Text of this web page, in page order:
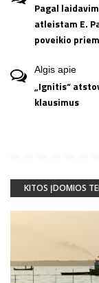
Pagal
atleistam E.
poveikio
Algis apie
„Ignitis“
klausimus
KITOS ĮDOMIOS